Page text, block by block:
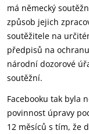
má německý
způsob jejich
soutěžitele na
předpisů na
národní dozorové
soutěžní.
Facebooku tak byla
povinnost úpravy
12 měsíců s tím, že